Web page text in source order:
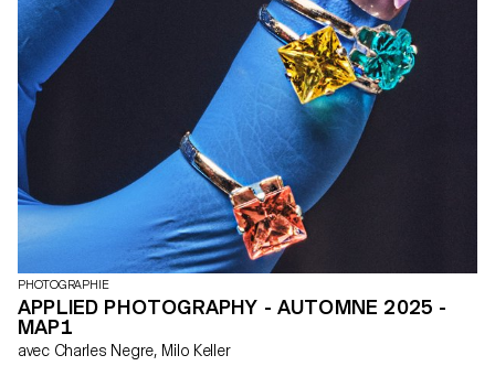
PHOTOGRAPHIE
APPLIED PHOTOGRAPHY - AUTOMNE 2025 -
MAP1
avec Charles Negre, Milo Keller